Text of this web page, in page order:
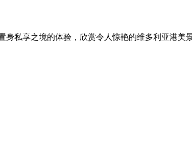
私享之境的体验，欣赏令人惊艳的维多利亚港美